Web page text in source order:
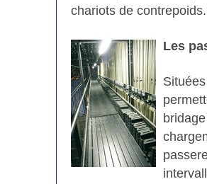
chariots de contrepoids.
Les